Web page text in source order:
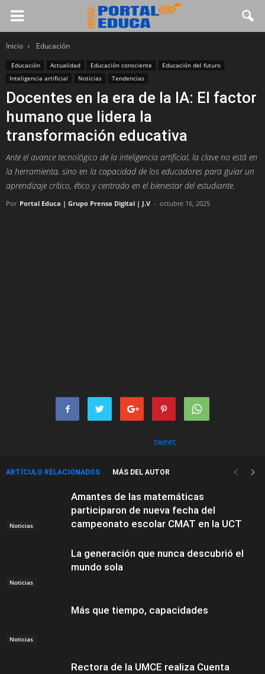
Inicio Educación
Educación Actualidad Educación consciente
Educación del futuro
Inteligencia artificial
Noticias Tendencias
Docentes en la era de la IA: El factor
humano que lidera la
transformación educativa
Ante el avance tecnológico de la inteligencia artificial, la clave no está en
la herramienta, sino en la capacidad de los educadores para guiar un
aprendizaje crítico, ético y centrado en el bienestar del estudiante.
Por Portal Educa | Grupo Prensa Digital | J.V - octubre 16, 2025
tweet
ARTÍCULO RELACIONADOS MÁS DEL AUTOR
Noticias
Amantes de las matemáticas
participaron de nueva fecha del
campeonato escolar CMAT en la UCT
Noticias
La generación que nunca descubrió el
mundo sola
Noticias
Más que tiempo, capacidades
Rectora de la UMCE realiza Cuenta